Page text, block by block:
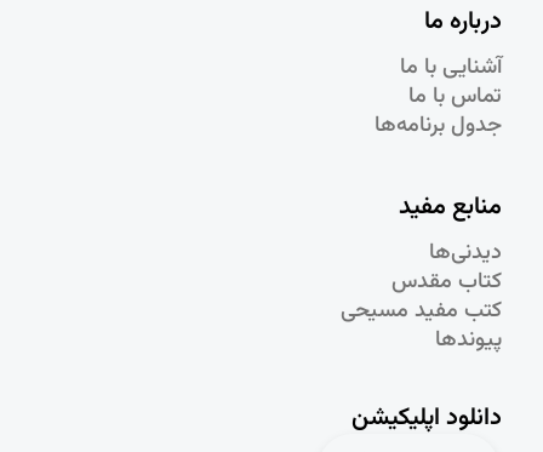
درباره ما
آشنایی با ما
تماس با ما
جدول برنامه‌ها
منابع مفید
دیدنی‌ها
کتاب مقدس
کتب مفید مسیحی
پیوندها
دانلود اپلیکیشن